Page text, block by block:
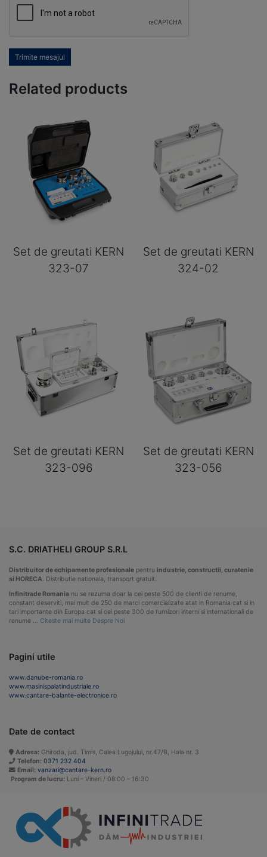
Trimite mesajul
Related products
Set de greutati KERN
323-07
Set de greutati KERN
324-02
Set de greutati KERN
323-096
Set de greutati KERN
323-056
S.C. DRIATHELI GROUP S.R.L
Distribuitor de echipamente profesionale pentru industrie, constructii, curatenie
si HORECA. Distributie nationala, transport gratuit.
Infinitrade Romania nu se rezuma doar la cei peste 500 de clienti de renume,
constant deserviti, mai mult de 250 de marci comercializate atat in Romania cat si in
tari importante din Europa cat si cei peste 300 de furnizori interni si internationali de
renume … Citeste mai multe Despre Noi
Pagini utile
www.danube-romania.ro
www.masinispalatindustriale.ro
www.cantare-balante-electronice.ro
Date de contact
Adresa: Ghiroda, jud. Timis, Calea Lugojului, nr.47/B, Hala nr. 3
Telefon: 0371 232 404
Email: vanzari@cantare-kern.ro
Program de lucru: Luni – Vineri / 08:00 – 16:30